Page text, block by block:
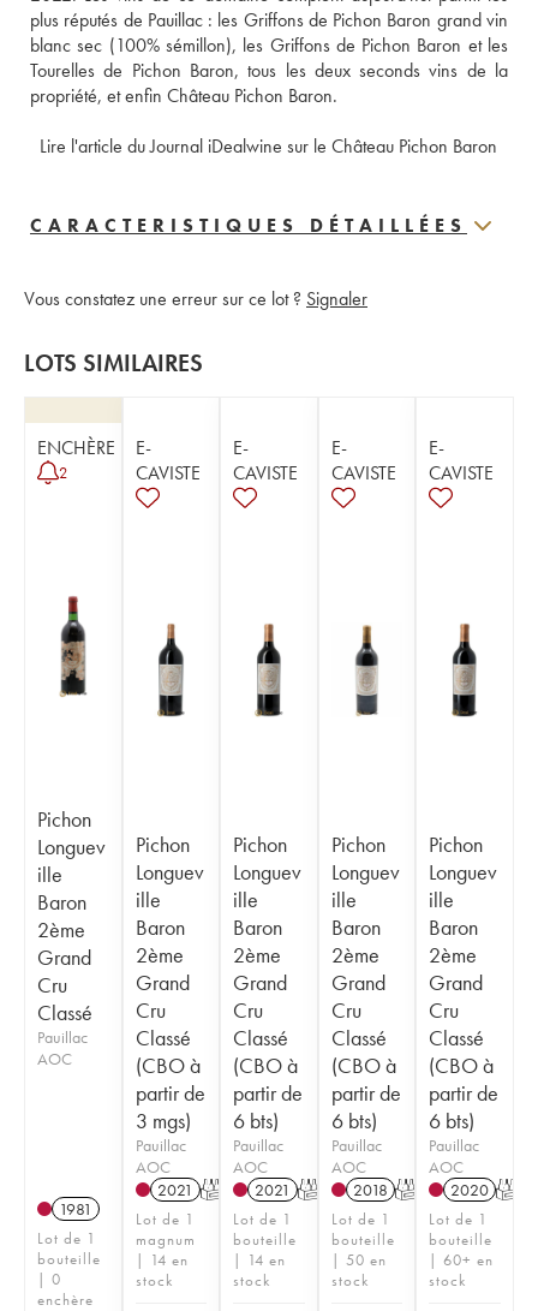
plus réputés de Pauillac : les Griffons de Pichon Baron grand vin
blanc sec (100% sémillon), les Griffons de Pichon Baron et les
Tourelles de Pichon Baron, tous les deux seconds vins de la
propriété, et enfin Château Pichon Baron.
Lire l'article du Journal iDealwine sur le Château Pichon Baron
CARACTERISTIQUES DÉTAILLÉES
Vous constatez une erreur sur ce lot ? Signaler
LOTS SIMILAIRES
ENCHÈRE
2
Pichon
Longuev
ille
Baron
2ème
Grand
Cru
Classé
Pauillac
AOC
1981
Lot de 1
bouteille
| 0
enchère
E-
CAVISTE
Pichon
Longuev
ille
Baron
2ème
Grand
Cru
Classé
(CBO à
partir de
3 mgs)
Pauillac
AOC
2021 T
Lot de 1
magnum
| 14 en
stock
E-
CAVISTE
Pichon
Longuev
ille
Baron
2ème
Grand
Cru
Classé
(CBO à
partir de
6 bts)
Pauillac
AOC
2021 T
Lot de 1
bouteille
| 14 en
stock
E-
CAVISTE
Pichon
Longuev
ille
Baron
2ème
Grand
Cru
Classé
(CBO à
partir de
6 bts)
Pauillac
AOC
2018 T
Lot de 1
bouteille
| 50 en
stock
E-
CAVISTE
Pichon
Longuev
ille
Baron
2ème
Grand
Cru
Classé
(CBO à
partir de
6 bts)
Pauillac
AOC
2020 T
Lot de 1
bouteille
| 60+ en
stock